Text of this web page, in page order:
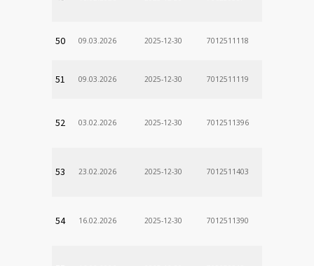
50 09.03.2026 2025-12-30 7012511118
51 09.03.2026 2025-12-30 7012511119
52 03.02.2026 2025-12-30 7012511396
53 23.02.2026 2025-12-30 7012511403
54 16.02.2026 2025-12-30 7012511390